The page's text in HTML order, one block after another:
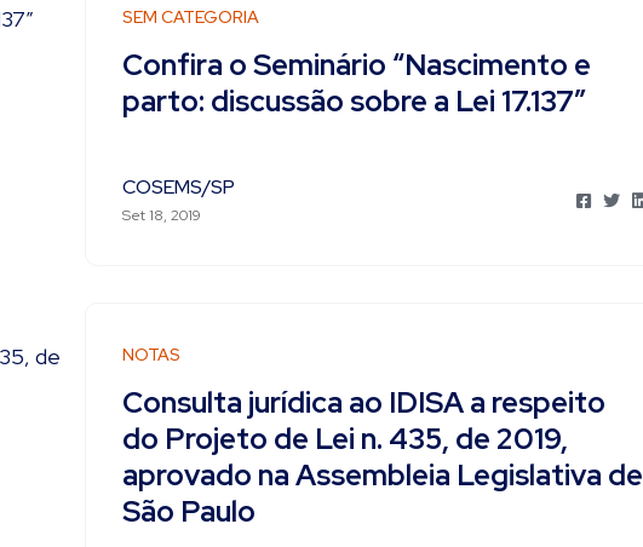
SEM CATEGORIA
Confira o Seminário “Nascimento e
parto: discussão sobre a Lei 17.137″
COSEMS/SP
Set 18, 2019
NOTAS
Consulta jurídica ao IDISA a respeito
do Projeto de Lei n. 435, de 2019,
aprovado na Assembleia Legislativa de
São Paulo